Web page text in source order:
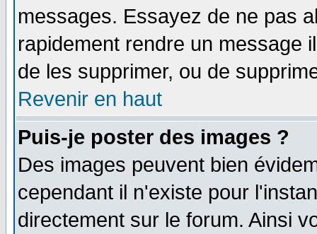
messages. Essayez de ne pas
rapidement rendre un message
de les supprimer, ou de
Revenir en haut
Puis-je poster des images ?
Des images peuvent bien
cependant il n'existe pour
directement sur le forum. Ainsi